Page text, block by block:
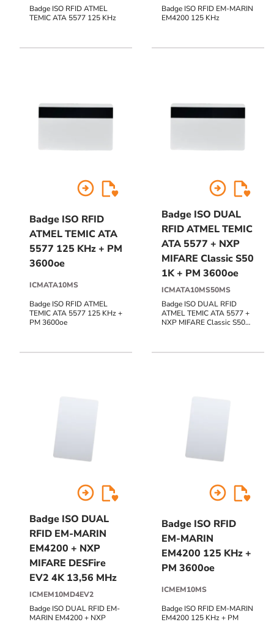
Badge ISO RFID ATMEL
TEMIC ATA 5577 125 KHz
Badge ISO RFID EM-MARIN
EM4200 125 KHz
arrow_circle_right
Badge ISO RFID
ATMEL TEMIC ATA
5577 125 KHz + PM
3600oe
ICMATA10MS
Badge ISO RFID ATMEL
TEMIC ATA 5577 125 KHz +
PM 3600oe
arrow_circle_right
Badge ISO DUAL
RFID ATMEL TEMIC
ATA 5577 + NXP
MIFARE Classic S50
1K + PM 3600oe
ICMATA10MS50MS
Badge ISO DUAL RFID
ATMEL TEMIC ATA 5577 +
NXP MIFARE Classic S50
arrow_circle_right
Badge ISO DUAL
RFID EM-MARIN
EM4200 + NXP
MIFARE DESFire
EV2 4K 13,56 MHz
ICMEM10MD4EV2
Badge ISO DUAL RFID EM-
MARIN EM4200 + NXP
arrow_circle_right
Badge ISO RFID
EM-MARIN
EM4200 125 KHz +
PM 3600oe
ICMEM10MS
Badge ISO RFID EM-MARIN
EM4200 125 KHz + PM